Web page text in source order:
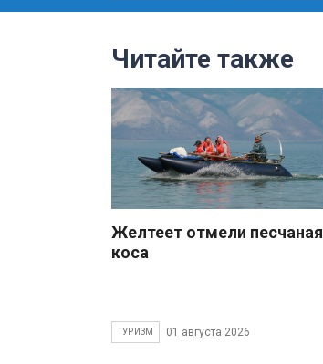
Читайте также
Желтеет отмели песчаная
коса
ТУРИЗМ 01 августа 2026